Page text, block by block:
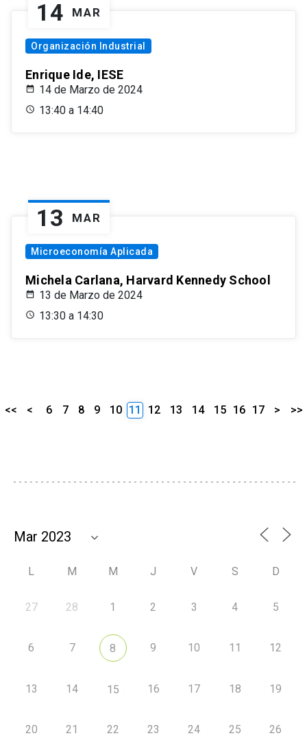
14 MAR
Organización Industrial
Enrique Ide, IESE
14 de Marzo de 2024
13:40 a 14:40
13 MAR
Microeconomía Aplicada
Michela Carlana, Harvard Kennedy School
13 de Marzo de 2024
13:30 a 14:30
<< < 6 7 8 9 10 11 12 13 14 15 16 17 > >>
L M M J V S D
27 28 1 2 3 4 5
6 7 8 9 10 11 12
13 14 15 16 17 18 19
20 21 22 23 24 25 26